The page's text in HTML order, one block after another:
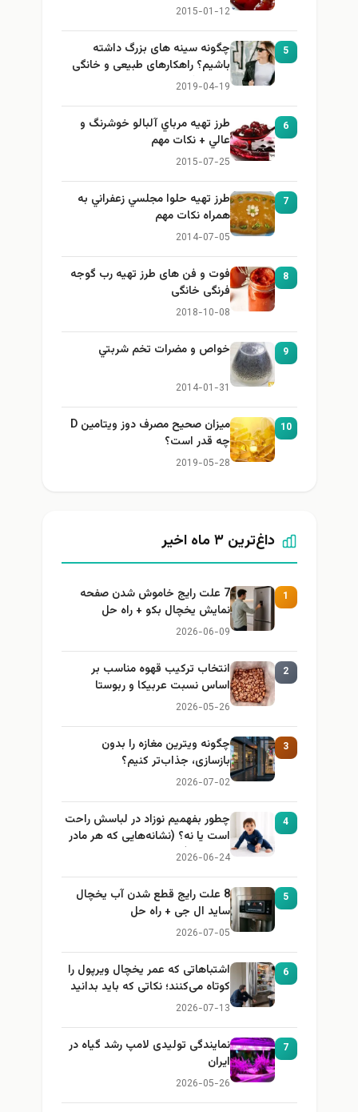
2015-01-12
5
چگونه سینه های بزرگ داشته
باشیم؟ راهکارهای طبیعی و خانگی
برای بزرگ کردن سینه
2019-04-19
6
طرز تهيه مرباي آلبالو خوشرنگ و
عالي + نكات مهم
2015-07-25
7
طرز تهيه حلوا مجلسي زعفراني به
همراه نكات مهم
2014-07-05
8
فوت و فن های طرز تهیه رب گوجه
فرنگی خانگی
2018-10-08
9 خواص و مضرات تخم شربتي
2014-01-31
10
میزان صحیح مصرف دوز ویتامین D
چه قدر است؟
2019-05-28
داغ‌ترین ۳ ماه اخیر
1
7 علت رایج خاموش شدن صفحه
نمایش یخچال بکو + راه حل
2026-06-09
2
انتخاب ترکیب قهوه مناسب بر
اساس نسبت عربیکا و ربوستا
2026-05-26
3
چگونه ویترین مغازه را بدون
بازسازی، جذاب‌تر کنیم؟
2026-07-02
4
چطور بفهمیم نوزاد در لباسش راحت
است یا نه؟ (نشانه‌هایی که هر مادر
باید بداند)
2026-06-24
5
8 علت رایج قطع شدن آب یخچال
ساید ال جی + راه حل
2026-07-05
6
اشتباهاتی که عمر یخچال ویرپول را
کوتاه می‌کنند؛ نکاتی که باید بدانید
2026-07-13
7
نمایندگی تولیدی لامپ رشد گیاه در
ایران
2026-05-26